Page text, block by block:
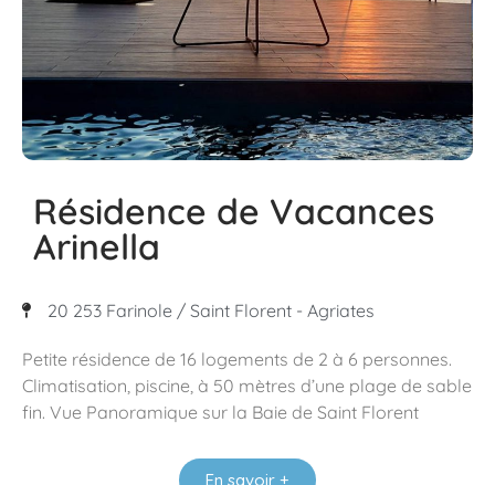
Résidence de Vacances
Arinella
20 253 Farinole / Saint Florent - Agriates
Petite résidence de 16 logements de 2 à 6 personnes.
Climatisation, piscine, à 50 mètres d’une plage de sable
fin. Vue Panoramique sur la Baie de Saint Florent
En savoir +